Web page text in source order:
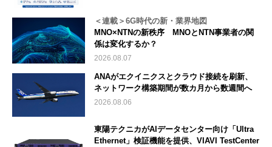
＜連載＞6G時代の新・業界地図
MNO×NTNの新秩序 MNOとNTN事業者の関
係は変化するか？
2026.08.07
ANAがエクイニクスとクラウド接続を刷新、
ネットワーク構築期間が数カ月から数週間へ
2026.08.06
東陽テクニカがAIデータセンター向け「Ultra
Ethernet」検証機能を提供、VIAVI TestCenter